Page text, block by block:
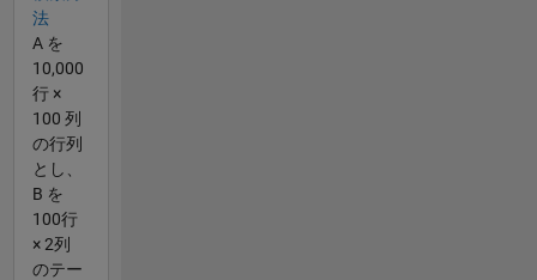
法
A を
10,000
行 ×
100 列
の行列
とし、
B を
100行
× 2列
のテー